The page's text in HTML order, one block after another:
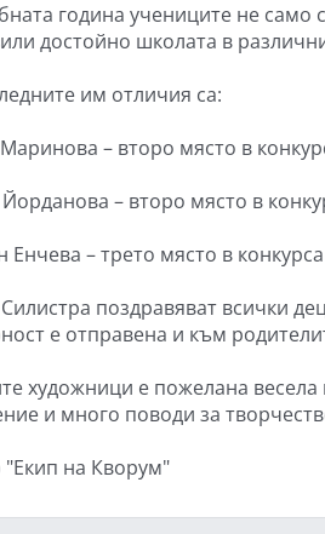
година учениците не само
достойно школата в
им отличия са:
– второ място в
– второ място в
Енчева – трето място в
поздравяват всички
е отправена и към
художници е пожелана
и много поводи за
"Екип на Кворум"